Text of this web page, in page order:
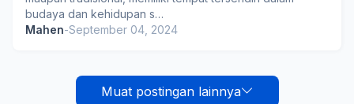
budaya dan kehidupan s…
Mahen-September 04, 2024
Muat postingan lainnya